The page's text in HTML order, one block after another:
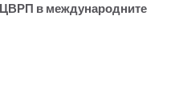
в международните